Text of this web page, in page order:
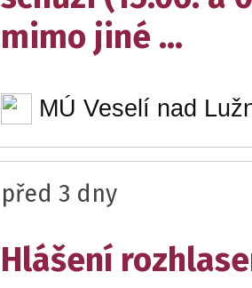
mimo jiné ...
MÚ Veselí nad
před 3 dny
Hlášení